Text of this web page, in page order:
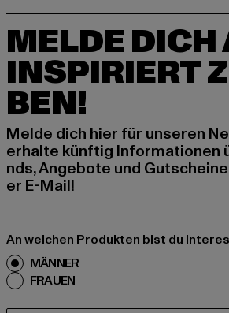
MELDE DICH
INSPIRIERT
BEN!
Melde dich hier für unseren
erhalte künftig Informationen
nds, Angebote und
er E-Mail!
An welchen Produkten bist du
MÄNNER
FRAUEN